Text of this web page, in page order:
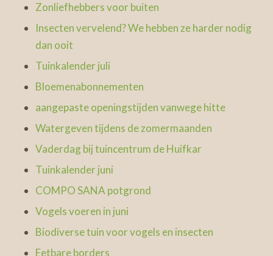
Zonliefhebbers voor buiten
Insecten vervelend? We hebben ze harder nodig
dan ooit
Tuinkalender juli
Bloemenabonnementen
aangepaste openingstijden vanwege hitte
Watergeven tijdens de zomermaanden
Vaderdag bij tuincentrum de Huifkar
Tuinkalender juni
COMPO SANA potgrond
Vogels voeren in juni
Biodiverse tuin voor vogels en insecten
Eetbare borders